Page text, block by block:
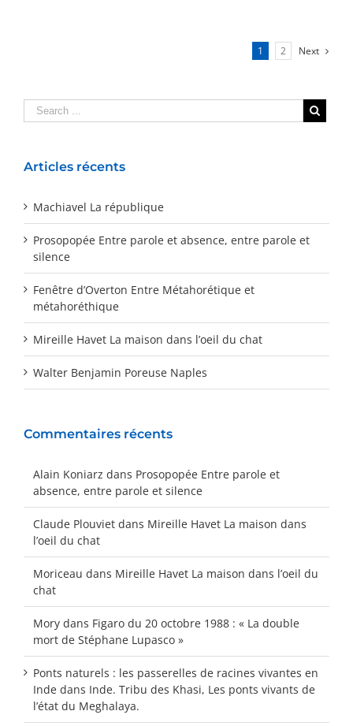
1 2 Next
Articles récents
Machiavel La république
Prosopopée Entre parole et absence, entre parole et
silence
Fenêtre d’Overton Entre Métahorétique et
métahoréthique
Mireille Havet La maison dans l’oeil du chat
Walter Benjamin Poreuse Naples
Commentaires récents
Alain Koniarz dans Prosopopée Entre parole et
absence, entre parole et silence
Claude Plouviet dans Mireille Havet La maison dans
l’oeil du chat
Moriceau dans Mireille Havet La maison dans l’oeil du
chat
Mory dans Figaro du 20 octobre 1988 : « La double
mort de Stéphane Lupasco »
Ponts naturels : les passerelles de racines vivantes en
Inde dans Inde. Tribu des Khasi, Les ponts vivants de
l’état du Meghalaya.